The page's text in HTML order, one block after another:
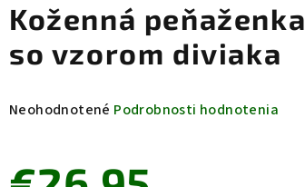
Koženná peňaženka
so vzorom diviaka
Priemerné
je
Neohodnotené Podrobnosti hodnotenia